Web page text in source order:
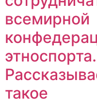
всемирной
этноспорта.
такое